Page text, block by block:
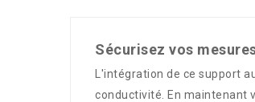
Sécurisez vos
L'intégration de ce support
conductivité. En maintenant